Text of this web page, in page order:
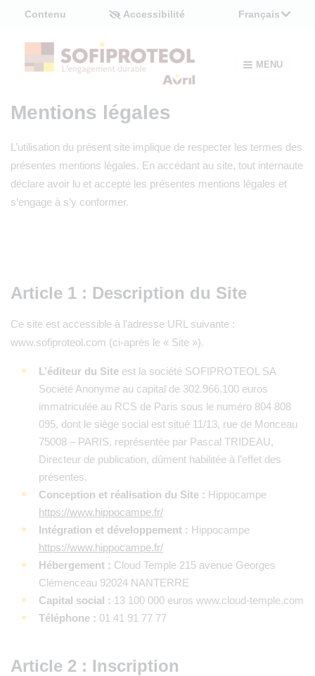
Contenu Accessibilité Français
MENU
Mentions légales
L’utilisation du présent site implique de respecter les termes des
présentes mentions légales. En accédant au site, tout internaute
déclare avoir lu et accepté les présentes mentions légales et
s’engage à s’y conformer.
Article 1 : Description du Site
Ce site est accessible à l’adresse URL suivante :
www.sofiproteol.com (ci-après le « Site »).
L’éditeur du Site est la société SOFIPROTEOL SA
Société Anonyme au capital de 302.966.100 euros
immatriculée au RCS de Paris sous le numéro 804 808
095, dont le siège social est situé 11/13, rue de Monceau
75008 – PARIS, représentée par Pascal TRIDEAU,
Directeur de publication, dûment habilitée à l’effet des
présentes.
Conception et réalisation du Site : Hippocampe
https://www.hippocampe.fr/
Intégration et développement : Hippocampe
https://www.hippocampe.fr/
Hébergement : Cloud Temple 215 avenue Georges
Clémenceau 92024 NANTERRE
Capital social : 13 100 000 euros www.cloud-temple.com
Téléphone : 01 41 91 77 77
Article 2 : Inscription